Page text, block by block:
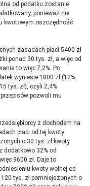
od podatku zostanie
ponieważ nie
kwotowym oszczędność
zasadach płaci 5400 zł
ponad 30 tys. zł, a więc od
to więc 7,2%. Po
wyniesie 1800 zł (12%
tys. zł), czyli 2,4%
pozwoli mu
z dochodem na
płaci od tej kwoty
o 30 tys. zł kwoty
dodatkowo 32% od
9600 zł. Daje to
kwoty wolnej od
120 tys. zł pomniejszonych o